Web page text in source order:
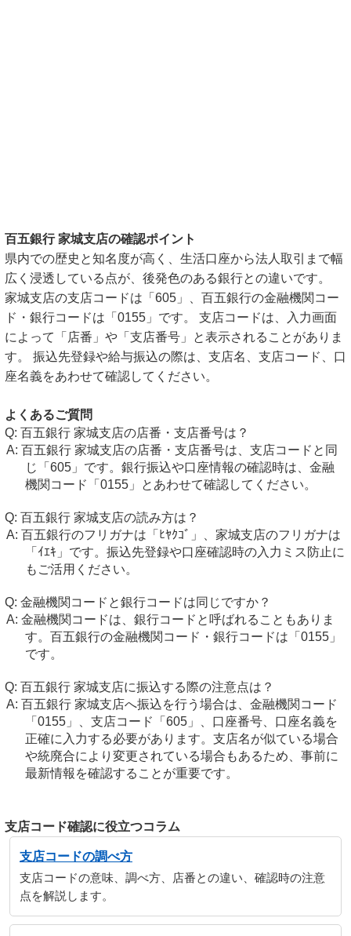
百五銀行 家城支店の確認ポイント
県内での歴史と知名度が高く、生活口座から法人取引まで幅
広く浸透している点が、後発色のある銀行との違いです。
家城支店の支店コードは「605」、百五銀行の金融機関コー
ド・銀行コードは「0155」です。 支店コードは、入力画面
によって「店番」や「支店番号」と表示されることがありま
す。 振込先登録や給与振込の際は、支店名、支店コード、口
座名義をあわせて確認してください。
よくあるご質問
百五銀行 家城支店の店番・支店番号は？
百五銀行 家城支店の店番・支店番号は、支店コードと同
じ「605」です。銀行振込や口座情報の確認時は、金融
機関コード「0155」とあわせて確認してください。
百五銀行 家城支店の読み方は？
百五銀行のフリガナは「ﾋﾔｸｺﾞ」、家城支店のフリガナは
「ｲｴｷ」です。振込先登録や口座確認時の入力ミス防止に
もご活用ください。
金融機関コードと銀行コードは同じですか？
金融機関コードは、銀行コードと呼ばれることもありま
す。百五銀行の金融機関コード・銀行コードは「0155」
です。
百五銀行 家城支店に振込する際の注意点は？
百五銀行 家城支店へ振込を行う場合は、金融機関コード
「0155」、支店コード「605」、口座番号、口座名義を
正確に入力する必要があります。支店名が似ている場合
や統廃合により変更されている場合もあるため、事前に
最新情報を確認することが重要です。
支店コード確認に役立つコラム
支店コードの調べ方
支店コードの意味、調べ方、店番との違い、確認時の注意
点を解説します。